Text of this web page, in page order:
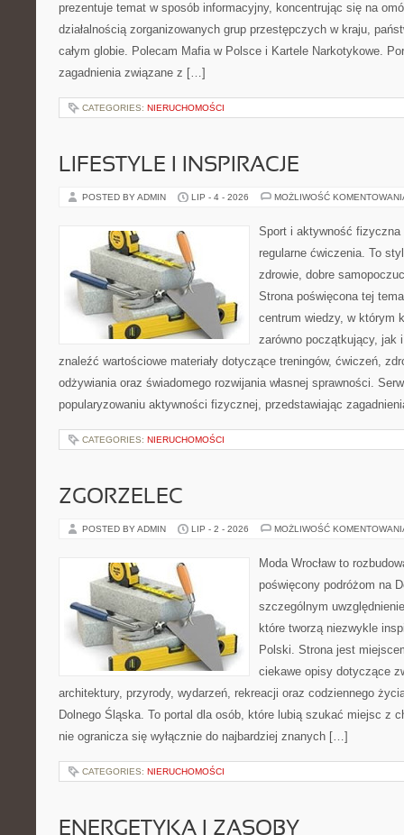
prezentuje temat w sposób informacyjny, koncentrując się na
działalnością zorganizowanych grup przestępczych w kraju,
całym globie. Polecam Mafia w Polsce i Kartele Narkotykowe.
zagadnienia związane z […]
CATEGORIES: NIERUCHOMOŚCI
LIFESTYLE I INSPIRACJE
POSTED BY ADMIN LIP - 4 - 2026 MOŻLIWOŚĆ
Sport i aktywność
regularne ćwiczenia. To
zdrowie, dobre
Strona poświęcona tej
centrum wiedzy, w którym
zarówno początkujący, jak
znaleźć wartościowe materiały dotyczące treningów, ćwiczeń,
odżywiania oraz świadomego rozwijania własnej sprawności.
popularyzowaniu aktywności fizycznej, przedstawiając
CATEGORIES: NIERUCHOMOŚCI
ZGORZELEC
POSTED BY ADMIN LIP - 2 - 2026 MOŻLIWOŚĆ
Moda Wrocław to
poświęcony podróżom na
szczególnym
które tworzą niezwykle
Polski. Strona jest
ciekawe opisy dotyczące
architektury, przyrody, wydarzeń, rekreacji oraz codziennego
Dolnego Śląska. To portal dla osób, które lubią szukać miejsc z
nie ogranicza się wyłącznie do najbardziej znanych […]
CATEGORIES: NIERUCHOMOŚCI
ENERGETYKA I ZASOBY